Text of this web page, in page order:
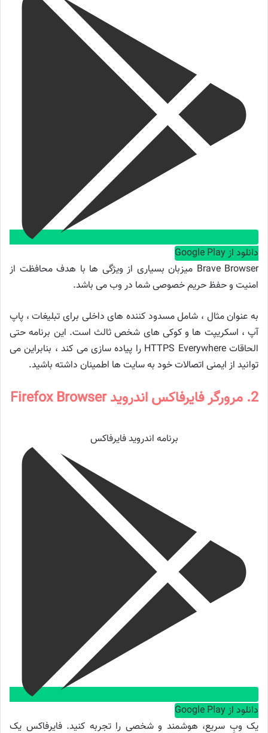
دانلود از Google Play
Brave Browser میزبان بسیاری از ویژگی ها با هدف محافظت از
امنیت و حفظ حریم خصوصی شما در وب می باشد.
به عنوان مثال ، شامل مسدود کننده های داخلی برای تبلیغات ، پاپ
آپ ، اسکریپت ها و کوکی های شخص ثالث است. این برنامه حتی
الحاقات HTTPS Everywhere را پیاده سازی می کند ، بنابراین می
توانید از ایمنی اتصالات خود به سایت ها اطمینان داشته باشید.
2. مرورگر فایرفاکس اندروید Firefox Browser
برنامه اندروید فایرفاکس
دانلود از Google Play
یک وبِ سریع، هوشمند و شخصی را تجربه کنید. فایرفاکس یک